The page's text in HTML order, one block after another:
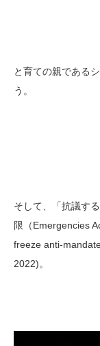
と育ての親である
う。
そして、「抗議す
限（Emergencies
freeze anti-
2022)。